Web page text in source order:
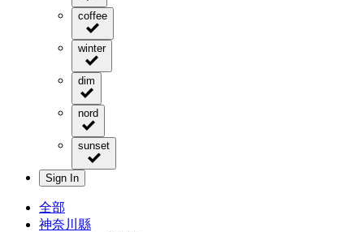
coffee
winter
dim
nord
sunset
Sign In
全部
神奈川縣